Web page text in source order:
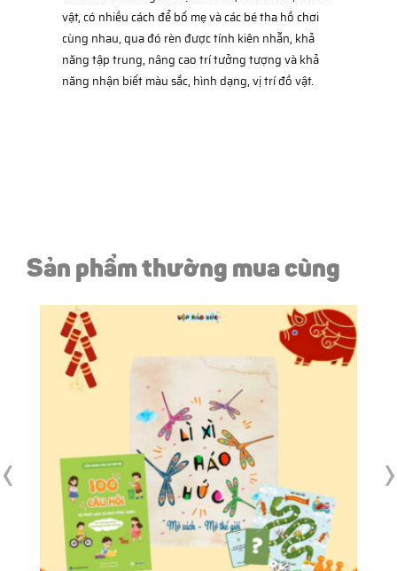
vật, có nhiều cách để bố mẹ và các bé tha hồ chơi
cùng nhau, qua đó rèn được tính kiên nhẫn, khả
năng tập trung, nâng cao trí tưởng tượng và khả
năng nhận biết màu sắc, hình dạng, vị trí đồ vật.
Sản phẩm thường mua cùng
‹ ›